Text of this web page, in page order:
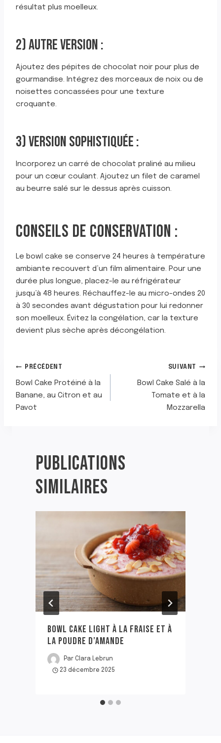
résultat plus moelleux.
2) AUTRE VERSION :
Ajoutez des pépites de chocolat noir pour plus de
gourmandise. Intégrez des morceaux de noix ou de
noisettes concassées pour une texture
croquante.
3) VERSION SOPHISTIQUÉE :
Incorporez un carré de chocolat praliné au milieu
pour un cœur coulant. Ajoutez un filet de caramel
au beurre salé sur le dessus après cuisson.
CONSEILS DE CONSERVATION :
Le bowl cake se conserve 24 heures à température
ambiante recouvert d’un film alimentaire. Pour une
durée plus longue, placez-le au réfrigérateur
jusqu’à 48 heures. Réchauffez-le au micro-ondes 20
à 30 secondes avant dégustation pour lui redonner
son moelleux. Évitez la congélation, car la texture
devient plus sèche après décongélation.
NAVIGATION
DE
PRÉCÉDENT
Bowl Cake Protéiné à la
Banane, au Citron et au
Pavot
SUIVANT
Bowl Cake Salé à la
Tomate et à la
Mozzarella
PUBLICATIONS
SIMILAIRES
BOWL CAKE LIGHT À LA FRAISE ET À
LA POUDRE D’AMANDE
Par Clara Lebrun
23 décembre 2025